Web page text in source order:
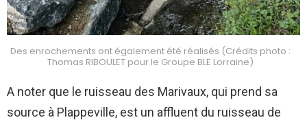
Des enrochements ont également été réalisés (Crédits photo :
Thomas RIBOULET pour le Groupe BLE Lorraine)
A noter que le ruisseau des Marivaux, qui prend sa
source à Plappeville, est un affluent du ruisseau de